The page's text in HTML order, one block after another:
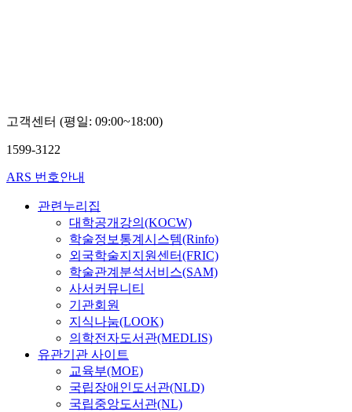
고객센터 (평일: 09:00~18:00)
1599-3122
ARS 번호안내
관련누리집
대학공개강의(KOCW)
학술정보통계시스템(Rinfo)
외국학술지지원센터(FRIC)
학술관계분석서비스(SAM)
사서커뮤니티
기관회원
지식나눔(LOOK)
의학전자도서관(MEDLIS)
유관기관 사이트
교육부(MOE)
국립장애인도서관(NLD)
국립중앙도서관(NL)